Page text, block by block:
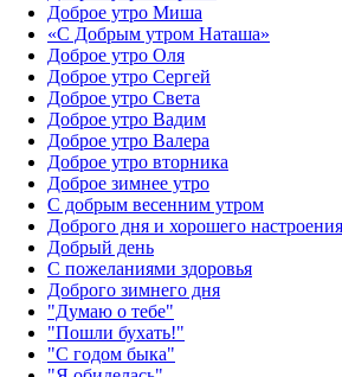
Доброе утро Миша
«С Добрым утром Наташа»
Доброе утро Оля
Доброе утро Сергей
Доброе утро Света
Доброе утро Вадим
Доброе утро Валера
Доброе утро вторника
Доброе зимнее утро
С добрым весенним утром
Доброго дня и хорошего настроения
Добрый день
С пожеланиями здоровья
Доброго зимнего дня
"Думаю о тебе"
"Пошли бухать!"
"С годом быка"